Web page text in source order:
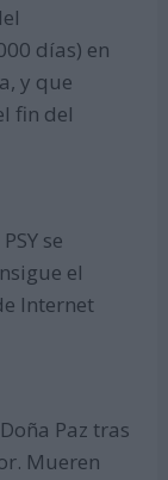
días) en
y que
fin del
se
el
Internet
Paz tras
Mueren